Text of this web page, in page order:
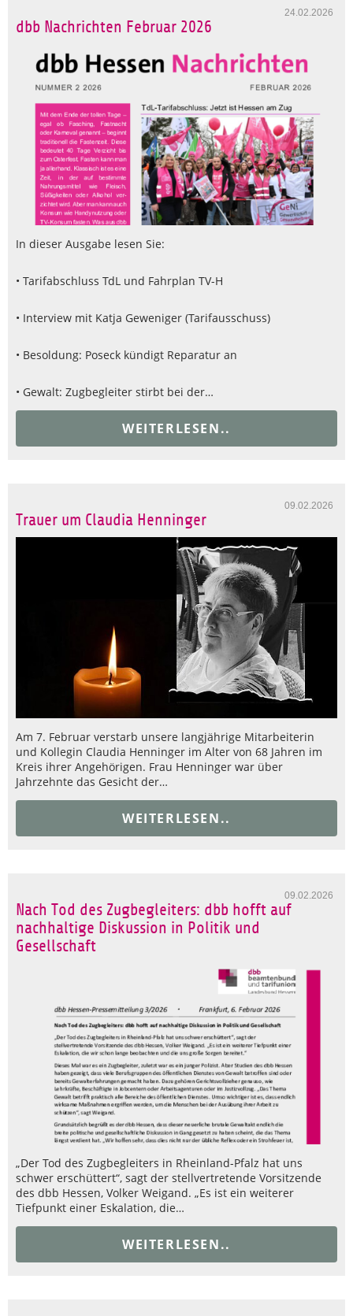
24.02.2026
dbb Nachrichten Februar 2026
In dieser Ausgabe lesen Sie:
• Tarifabschluss TdL und Fahrplan TV-H
• Interview mit Katja Geweniger (Tarifausschuss)
• Besoldung: Poseck kündigt Reparatur an
• Gewalt: Zugbegleiter stirbt bei der…
WEITERLESEN..
09.02.2026
Trauer um Claudia Henninger
Am 7. Februar verstarb unsere langjährige Mitarbeiterin
und Kollegin Claudia Henninger im Alter von 68 Jahren im
Kreis ihrer Angehörigen. Frau Henninger war über
Jahrzehnte das Gesicht der…
WEITERLESEN..
09.02.2026
Nach Tod des Zugbegleiters: dbb hofft auf
nachhaltige Diskussion in Politik und
Gesellschaft
„Der Tod des Zugbegleiters in Rheinland-Pfalz hat uns
schwer erschüttert“, sagt der stellvertretende Vorsitzende
des dbb Hessen, Volker Weigand. „Es ist ein weiterer
Tiefpunkt einer Eskalation, die…
WEITERLESEN..